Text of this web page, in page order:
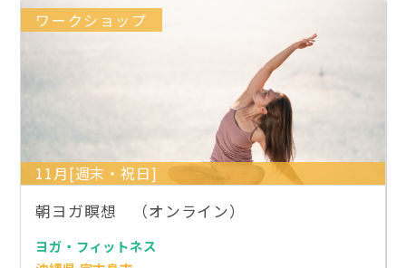
ワークショップ
11月[週末・祝日]
朝ヨガ瞑想 （オンライン）
ヨガ・フィットネス